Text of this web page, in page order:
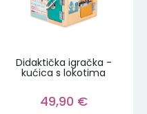
Didaktička igračka -
kućica s lokotima
49,90 €